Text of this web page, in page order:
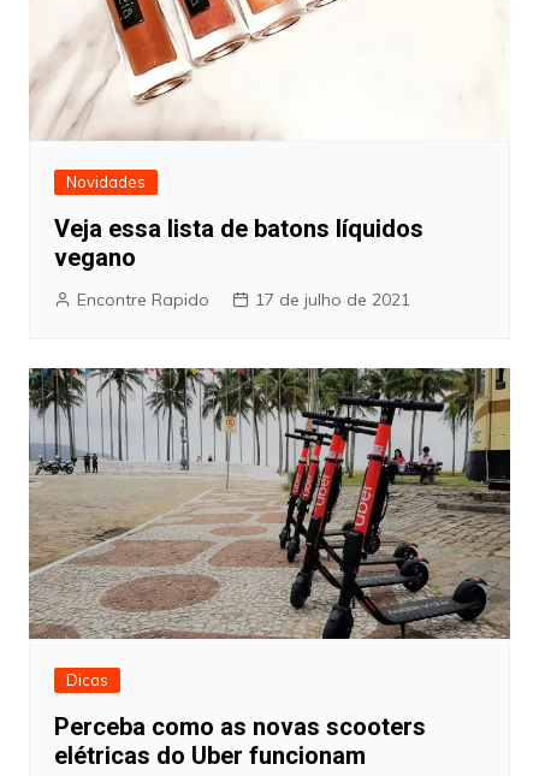
Novidades
Veja essa lista de batons líquidos
vegano
Encontre Rapido 17 de julho de 2021
Dicas
Perceba como as novas scooters
elétricas do Uber funcionam